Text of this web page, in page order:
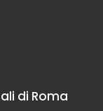
di Roma